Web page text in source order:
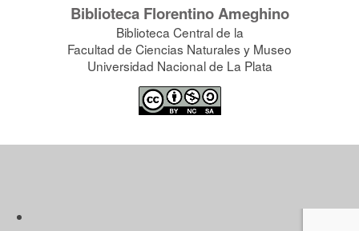
Biblioteca Florentino Ameghino
Biblioteca Central de la
Facultad de Ciencias Naturales y Museo
Universidad Nacional de La Plata